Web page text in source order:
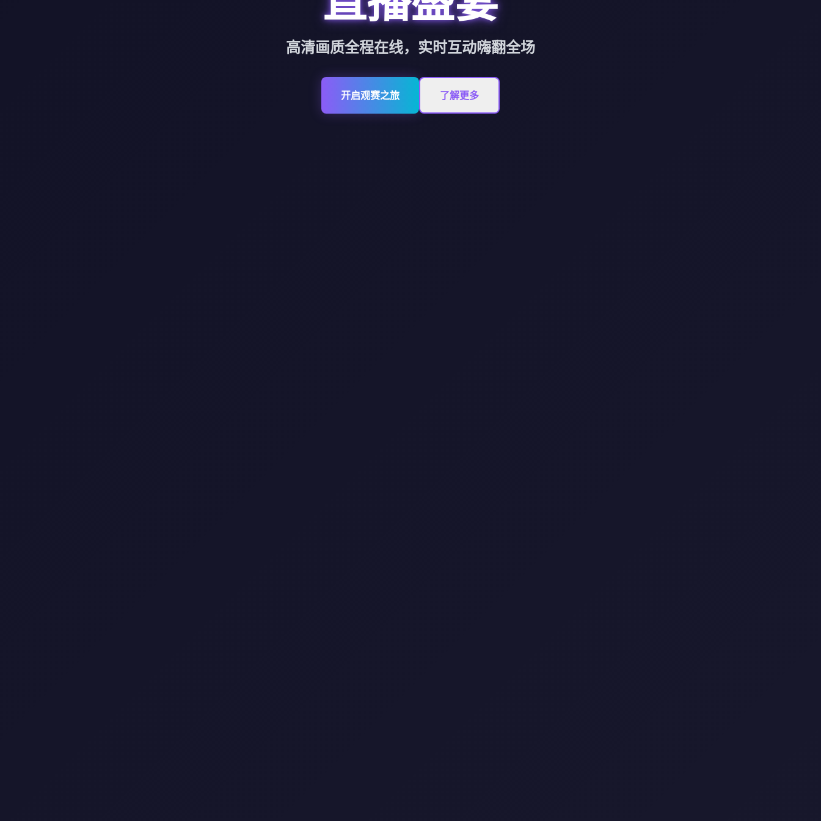
高清画质全程在线，实时互动嗨翻全场
开启观赛之旅 了解更多